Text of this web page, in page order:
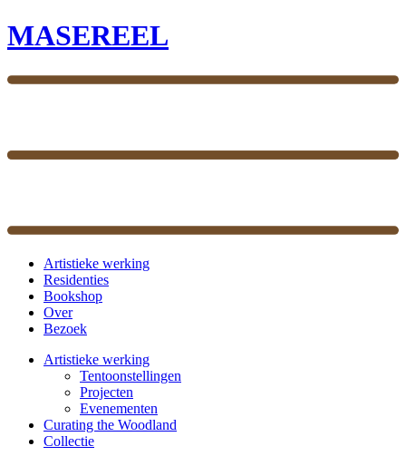
MASEREEL
Artistieke werking
Residenties
Bookshop
Over
Bezoek
Artistieke werking
Tentoonstellingen
Projecten
Evenementen
Curating the Woodland
Collectie